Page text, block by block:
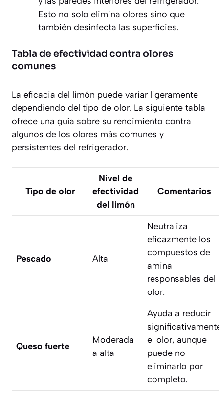
Esto no solo elimina olores sino que
también desinfecta las superficies.
Tabla de efectividad contra olores
comunes
La eficacia del limón puede variar ligeramente
dependiendo del tipo de olor. La siguiente tabla
ofrece una guía sobre su rendimiento contra
algunos de los olores más comunes y
persistentes del refrigerador.
Tipo de olor
Nivel de
efectividad
del limón
Comentarios
Pescado Alta
Neutraliza
eficazmente los
compuestos de
amina
responsables del
olor.
Queso fuerte
Moderada
a alta
Ayuda a reducir
el olor, aunque
puede no
eliminarlo por
completo.